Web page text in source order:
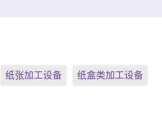
纸张加工设备 纸盒类加工设备